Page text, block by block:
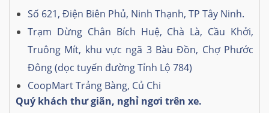
Số 621, Điện Biên Phủ, Ninh Thạnh, TP Tây Ninh.
Trạm Dừng Chân Bích Huệ, Chà Là, Cầu Khởi,
Truông Mít, khu vực ngã 3 Bàu Đồn, Chợ Phước
Đông (dọc tuyến đường Tỉnh Lộ 784)
CoopMart Trảng Bàng, Củ Chi
Quý khách thưgiãn, nghỉ ngơi trên xe.